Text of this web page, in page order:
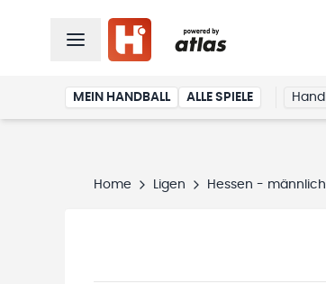
MEIN HANDBALL ALLE SPIELE
Home Ligen Hessen -